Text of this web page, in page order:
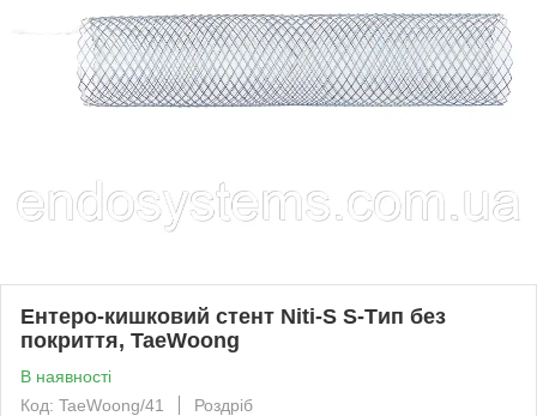
Ентеро-кишковий стент Niti-S S-Tип без
покриття, TaeWoong
В наявності
Код: TaeWoong/41
Роздріб